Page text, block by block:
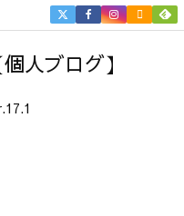
人ブログ】

